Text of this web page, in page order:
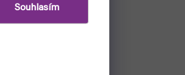
Souhlasím